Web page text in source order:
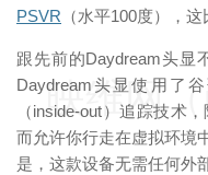
PSVR （水平100度），
跟先前的Daydream头显
Daydream头显使用了
（inside-out）追踪技术
而允许你行走在虚拟环境
是，这款设备无需任何外
映维网